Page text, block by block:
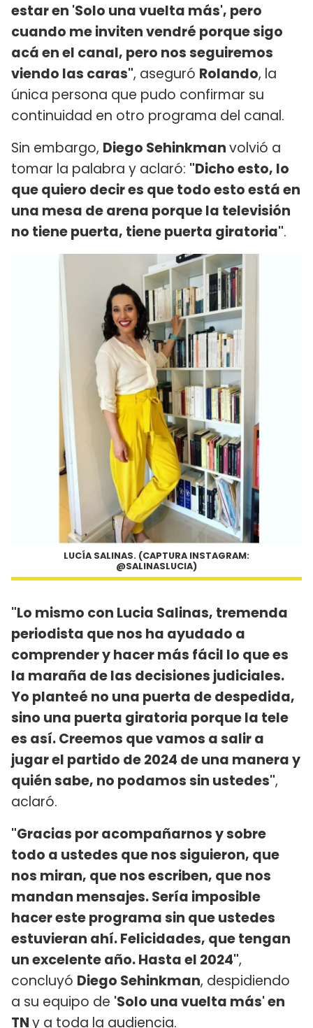
estar en 'Solo una vuelta más', pero
cuando me inviten vendré porque sigo
acá en el canal, pero nos seguiremos
viendo las caras", aseguró Rolando, la
única persona que pudo confirmar su
continuidad en otro programa del canal.
Sin embargo, Diego Sehinkmanvolvió a
tomar la palabra y aclaró: "Dicho esto, lo
que quiero decir es que todo esto está en
una mesa de arena porque la televisión
no tiene puerta, tiene puerta giratoria".
LUCÍA SALINAS. (CAPTURA INSTAGRAM:
@SALINASLUCIA)
"Lo mismo con Lucia Salinas, tremenda
periodista que nos ha ayudado a
comprender y hacer más fácil lo que es
la maraña de las decisiones judiciales.
Yo planteé no una puerta de despedida,
sino una puerta giratoria porque la tele
es así. Creemos que vamos a salir a
jugar el partido de 2024 de una manera y
quién sabe, no podamos sin ustedes",
aclaró.
"Gracias por acompañarnos y sobre
todo a ustedes que nos siguieron, que
nos miran, que nos escriben, que nos
mandan mensajes. Sería imposible
hacer este programa sin que ustedes
estuvieran ahí. Felicidades, que tengan
un excelente año. Hasta el 2024",
concluyó Diego Sehinkman, despidiendo
a su equipo de 'Solo una vuelta más' en
TNy a toda la audiencia.